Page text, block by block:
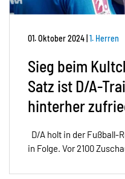
01. Oktober 2024 1. Herren
Sieg beim
Satz ist D/A-
hinterher
D/A holt in der Fußball-
in Folge. Vor 2100